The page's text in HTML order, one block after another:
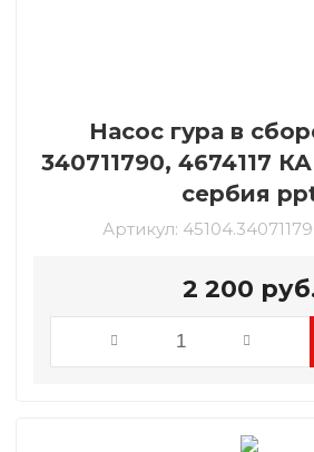
Насос гура в
340711790, 4674117
сербия
Артикул:
2 200